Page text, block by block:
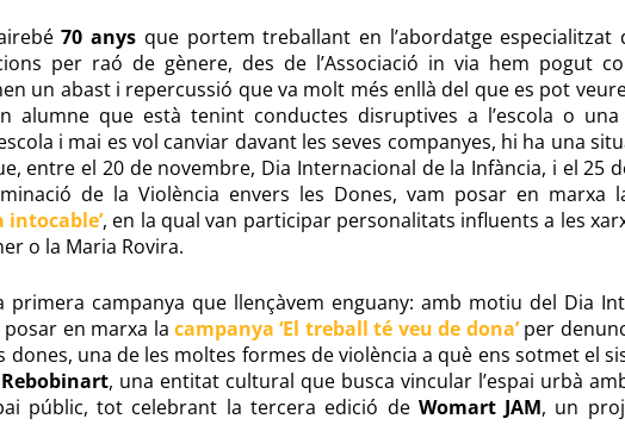
70 anys que portem treballant en l’abordatge especialitzat
per raó de gènere, des de l’Associació in via hem pogut
un abast i repercussió que va molt més enllà del que es pot
alumne que està tenint conductes disruptives a l’escola o
i mai es vol canviar davant les seves companyes, hi ha una
entre el 20 de novembre, Dia Internacional de la Infància, i el 25
de la Violència envers les Dones, vam posar en marxa
intocable’, en la qual van participar personalitats influents a les
o la Maria Rovira.
primera campanya que llençàvem enguany: amb motiu del Dia
en marxa la campanya ‘El treball té veu de dona’per
dones, una de les moltes formes de violència a què ens sotmet el
Rebobinart, una entitat cultural que busca vincular l’espai urbà
públic, tot celebrant la tercera edició deWomart JAM, un